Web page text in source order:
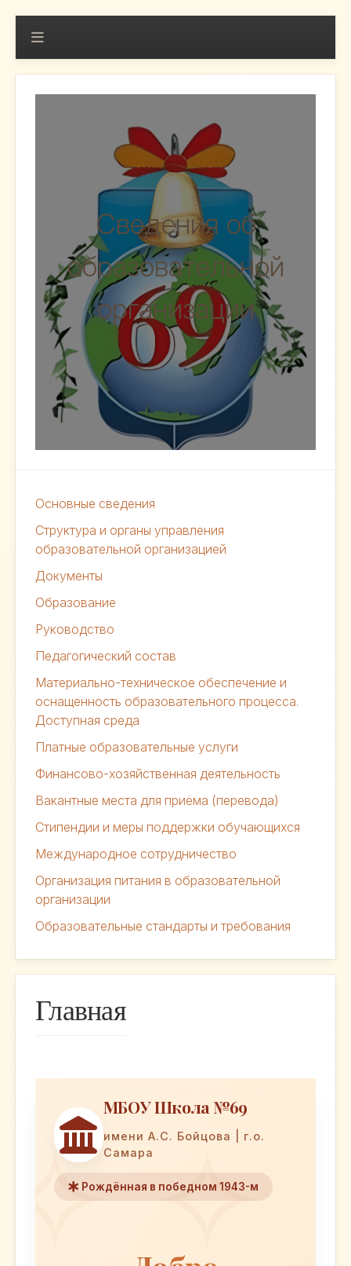
Сведения об
образовательной
организации
Основные сведения
Структура и органы управления
образовательной организацией
Документы
Образование
Руководство
Педагогический состав
Материально-техническое обеспечение и
оснащенность образовательного процесса.
Доступная среда
Платные образовательные услуги
Финансово-хозяйственная деятельность
Вакантные места для приёма (перевода)
Стипендии и меры поддержки обучающихся
Международное сотрудничество
Организация питания в образовательной
организации
Образовательные стандарты и требования
Главная
МБОУ Школа №69
имени А.С. Бойцова | г.о.
Самара
Рождённая в победном 1943-м